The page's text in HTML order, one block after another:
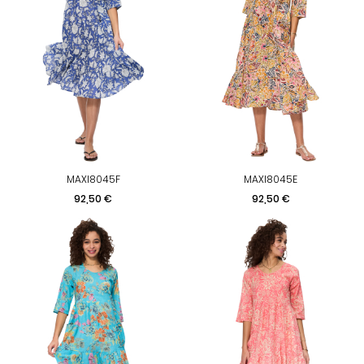
MAXI8045F
Prix
92,50 €
MAXI8045E
Prix
92,50 €